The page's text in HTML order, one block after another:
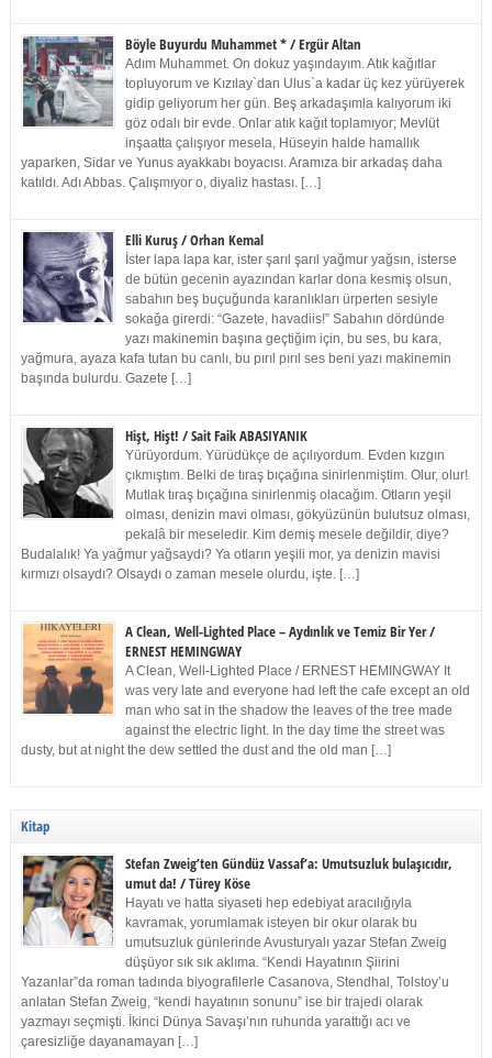
Böyle Buyurdu Muhammet * / Ergür Altan
Adım Muhammet. On dokuz yaşındayım. Atık kağıtlar
topluyorum ve Kızılay`dan Ulus`a kadar üç kez yürüyerek
gidip geliyorum her gün. Beş arkadaşımla kalıyorum iki
göz odalı bir evde. Onlar atık kağıt toplamıyor; Mevlüt
inşaatta çalışıyor mesela, Hüseyin halde hamallık
yaparken, Sidar ve Yunus ayakkabı boyacısı. Aramıza bir arkadaş daha
katıldı. Adı Abbas. Çalışmıyor o, diyaliz hastası. […]
Elli Kuruş / Orhan Kemal
İster lapa lapa kar, ister şarıl şarıl yağmur yağsın, isterse
de bütün gecenin ayazından karlar dona kesmiş olsun,
sabahın beş buçuğunda karanlıkları ürperten sesiyle
sokağa girerdi: “Gazete, havadiis!” Sabahın dördünde
yazı makinemin başına geçtiğim için, bu ses, bu kara,
yağmura, ayaza kafa tutan bu canlı, bu pırıl pırıl ses beni yazı makinemin
başında bulurdu. Gazete […]
Hişt, Hişt! / Sait Faik ABASIYANIK
Yürüyordum. Yürüdükçe de açılıyordum. Evden kızgın
çıkmıştım. Belki de tıraş bıçağına sinirlenmiştim. Olur, olur!
Mutlak tıraş bıçağına sinirlenmiş olacağım. Otların yeşil
olması, denizin mavi olması, gökyüzünün bulutsuz olması,
pekalâ bir meseledir. Kim demiş mesele değildir, diye?
Budalalık! Ya yağmur yağsaydı? Ya otların yeşili mor, ya denizin mavisi
kırmızı olsaydı? Olsaydı o zaman mesele olurdu, işte. […]
A Clean, Well-Lighted Place – Aydınlık ve Temiz Bir Yer /
ERNEST HEMINGWAY
A Clean, Well-Lighted Place / ERNEST HEMINGWAY It
was very late and everyone had left the cafe except an old
man who sat in the shadow the leaves of the tree made
against the electric light. In the day time the street was
dusty, but at night the dew settled the dust and the old man […]
Kitap
Stefan Zweig’ten Gündüz Vassaf’a: Umutsuzluk bulaşıcıdır,
umut da! / Türey Köse
Hayatı ve hatta siyaseti hep edebiyat aracılığıyla
kavramak, yorumlamak isteyen bir okur olarak bu
umutsuzluk günlerinde Avusturyalı yazar Stefan Zweig
düşüyor sık sık aklıma. “Kendi Hayatının Şiirini
Yazanlar”da roman tadında biyografilerle Casanova, Stendhal, Tolstoy’u
anlatan Stefan Zweig, “kendi hayatının sonunu” ise bir trajedi olarak
yazmayı seçmişti. İkinci Dünya Savaşı’nın ruhunda yarattığı acı ve
çaresizliğe dayanamayan […]